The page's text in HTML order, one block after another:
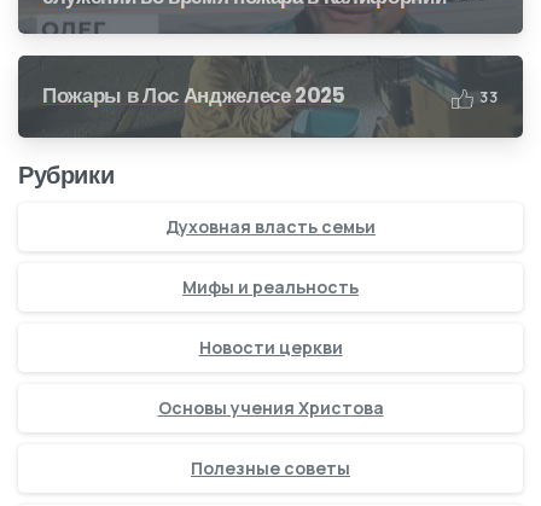
Пожары в Лос Анджелесе 2025 33
Рубрики
Духовная власть семьи
Мифы и реальность
Новости церкви
Основы учения Христова
Полезные советы